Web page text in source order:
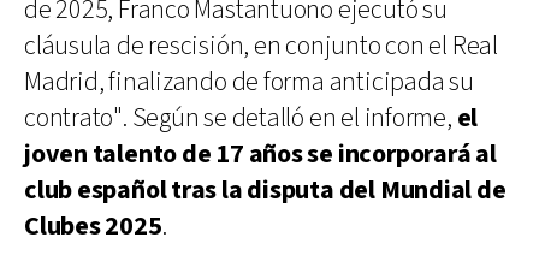
de 2025, Franco Mastantuono ejecutó su
cláusula de rescisión, en conjunto con el Real
Madrid, finalizando de forma anticipada su
contrato". Según se detalló en el informe, el
joven talento de 17 años se incorporará al
club español tras la disputa del Mundial de
Clubes 2025.